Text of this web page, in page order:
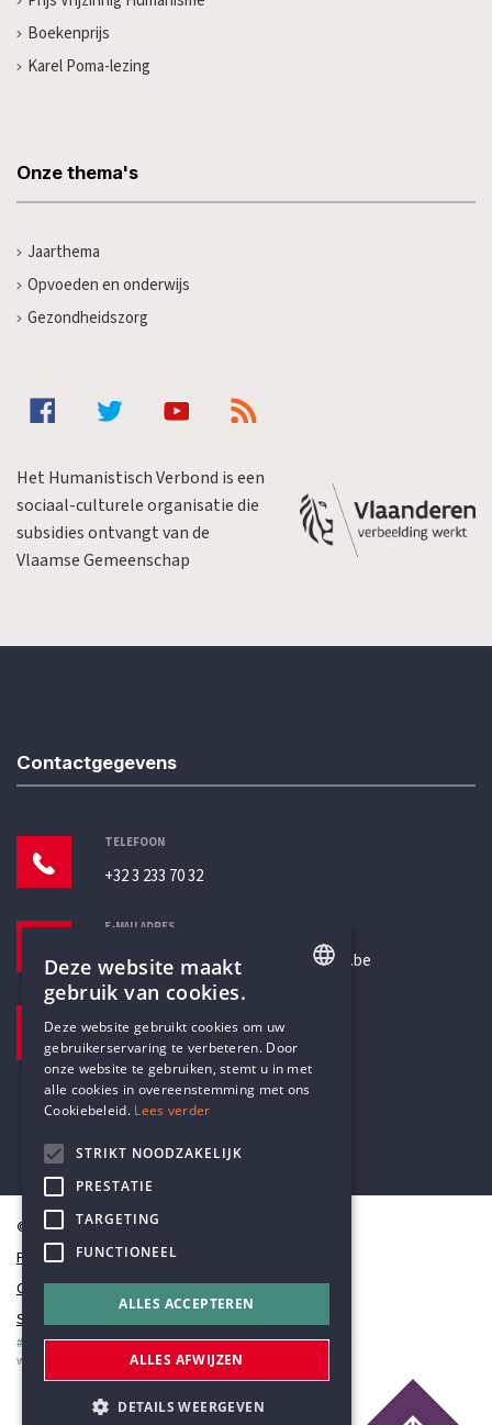
Boekenprijs
Karel Poma-lezing
Onze thema's
Jaarthema
Opvoeden en onderwijs
Gezondheidszorg
Het Humanistisch Verbond is een
sociaal-culturele organisatie die
subsidies ontvangt van de
Vlaamse Gemeenschap
Contactgegevens
TELEFOON
+32 3 233 70 32
E-MAILADRES
secretariaat@humanistischverbond.be
Pottenbrug 4
Antwerpen, 2000
© Humanistisch Verbond 2026
Privacy
Cookiestatement
Sitemap
#codedwithlove byCodelines
webapplicaties
mobiele apps&maatwerk websites
DUTCH
Deze website maakt
gebruik van cookies.
Deze website gebruikt cookies om uw
gebruikerservaring te verbeteren. Door
onze website te gebruiken, stemt u in met
alle cookies in overeenstemming met ons
Cookiebeleid. Lees verder
STRIKT NOODZAKELIJK
PRESTATIE
TARGETING
FUNCTIONEEL
ALLES ACCEPTEREN
ALLES AFWIJZEN
DETAILS WEERGEVEN